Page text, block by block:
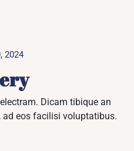
2024
Dicam tibique an
ad eos facilisi voluptatibus.